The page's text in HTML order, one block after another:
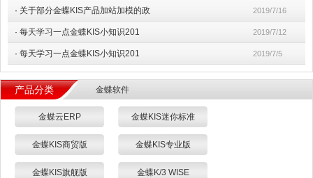
· 关于部分金蝶KIS产品加站加模的政 2019/7/16
· 每天学习一点金蝶KIS小知识201 2019/7/12
· 每天学习一点金蝶KIS小知识201 2019/7/5
产品分类 金蝶软件
金蝶云ERP 金蝶KIS迷你标准
金蝶KIS商贸版 金蝶KIS专业版
金蝶KIS旗舰版 金蝶K/3 WISE